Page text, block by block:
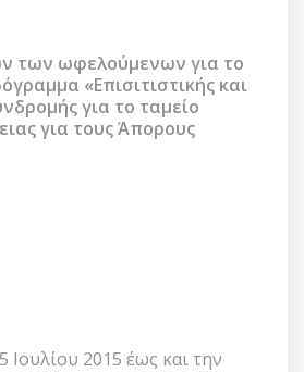
των ωφελούμενων για το
«Επισιτιστικής και
για το ταμείο
για τους Άπορους
Ιουλίου 2015 έως και την